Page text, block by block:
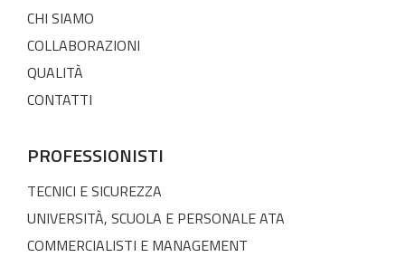
CHI SIAMO
COLLABORAZIONI
QUALITÀ
CONTATTI
PROFESSIONISTI
TECNICI E SICUREZZA
UNIVERSITÀ, SCUOLA E PERSONALE ATA
COMMERCIALISTI E MANAGEMENT